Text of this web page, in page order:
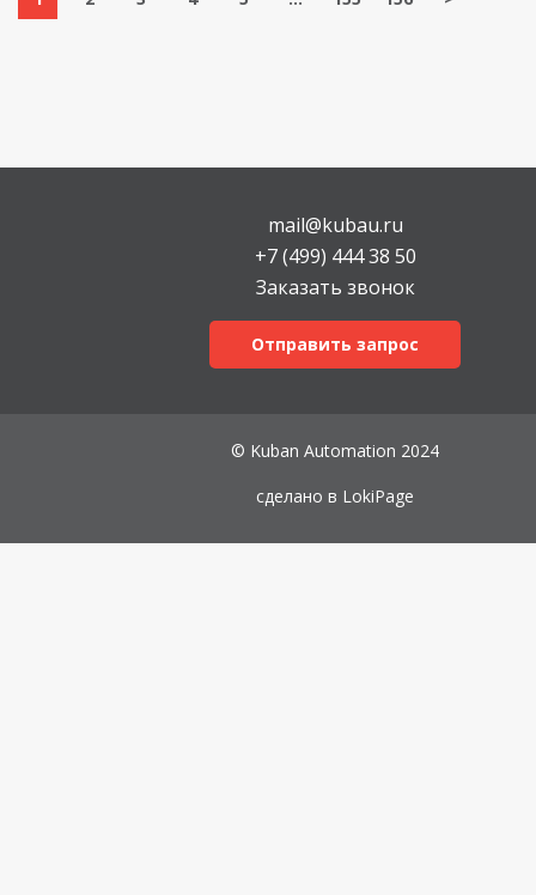
mail@kubau.ru
+7 (499) 444 38 50
Заказать звонок
Отправить запрос
© Kuban Automation 2024
сделано в LokiPage